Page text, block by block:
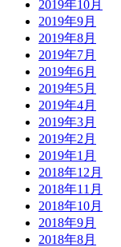
2019年10月
2019年9月
2019年8月
2019年7月
2019年6月
2019年5月
2019年4月
2019年3月
2019年2月
2019年1月
2018年12月
2018年11月
2018年10月
2018年9月
2018年8月